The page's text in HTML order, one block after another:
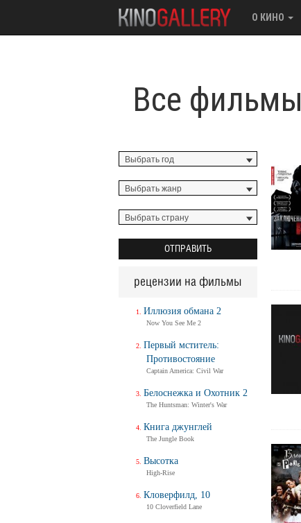
О КИНО
Все фильмы
рецензии на фильмы
Иллюзия обмана 2
Now You See Me 2
Первый мститель:
Противостояние
Captain America: Civil War
Белоснежка и Охотник 2
The Huntsman: Winter's War
Книга джунглей
The Jungle Book
Высотка
High-Rise
Кловерфилд, 10
10 Cloverfield Lane